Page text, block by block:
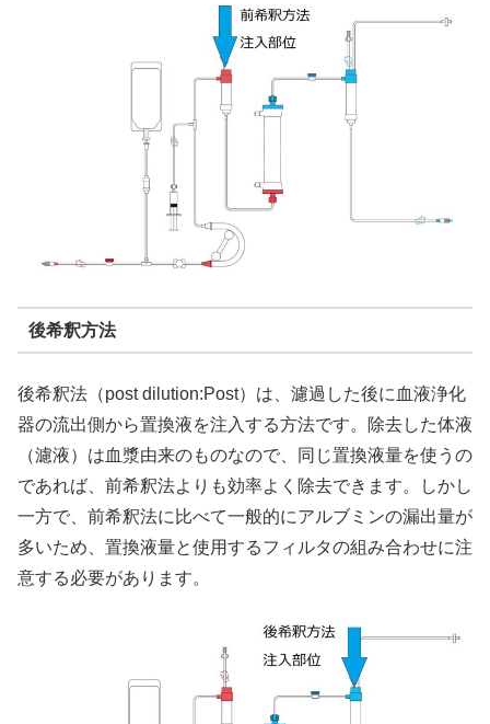
後希釈方法
後希釈法（post dilution:Post）は、濾過した後に血液浄化
器の流出側から置換液を注入する方法です。除去した体液
（濾液）は血漿由来のものなので、同じ置換液量を使うの
であれば、前希釈法よりも効率よく除去できます。しかし
一方で、前希釈法に比べて一般的にアルブミンの漏出量が
多いため、置換液量と使用するフィルタの組み合わせに注
意する必要があります。